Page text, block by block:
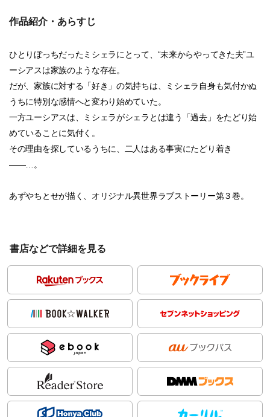
作品紹介・あらすじ
ひとりぼっちだったミシェラにとって、“未来からやってきた夫”ユ
ーシアスは家族のような存在。
だが、家族に対する「好き」の気持ちは、ミシェラ自身も気付かぬ
うちに特別な感情へと変わり始めていた。
一方ユーシアスは、ミシェラがシェラとは違う「過去」をたどり始
めていることに気付く。
その理由を探しているうちに、二人はある事実にたどり着き
――…。
あずやちとせが描く、オリジナル異世界ラブストーリー第３巻。
書店などで詳細を見る